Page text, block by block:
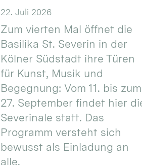
22. Juli 2026
Zum vierten Mal öffnet die
Basilika St. Severin in der
Kölner Südstadt ihre Türen
für Kunst, Musik und
Begegnung: Vom 11. bis zum
27. September findet hier
Severinale statt. Das
Programm versteht sich
bewusst als Einladung an
alle.